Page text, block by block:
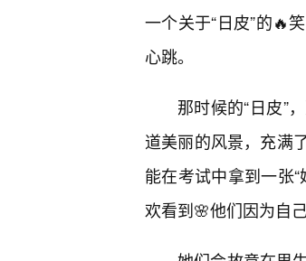
一个关于“日皮”的🔥
心跳。
那时候的“日皮”
道美丽的风景，充满
能在考试中拿到一张
欢看到🌸他们因为自